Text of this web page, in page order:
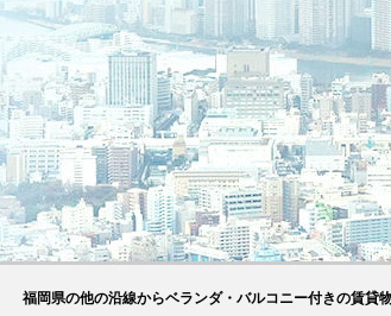
福岡県の他の沿線からベランダ・バルコニー付きの賃貸